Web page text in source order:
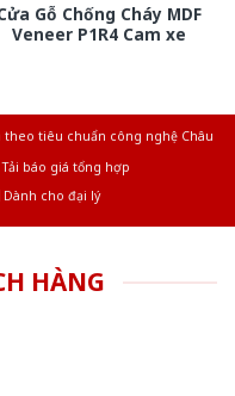
Gỗ Chống Cháy MDF
Veneer P1R4 Cam xe
tiêu chuẩn công nghệ Châu
Tải báo giá tổng hợp
Dành cho đại lý
HÀNG